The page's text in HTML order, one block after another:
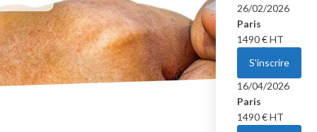
26/02/2026
Paris
1490€ HT
S'inscrire
16/04/2026
Paris
1490€ HT